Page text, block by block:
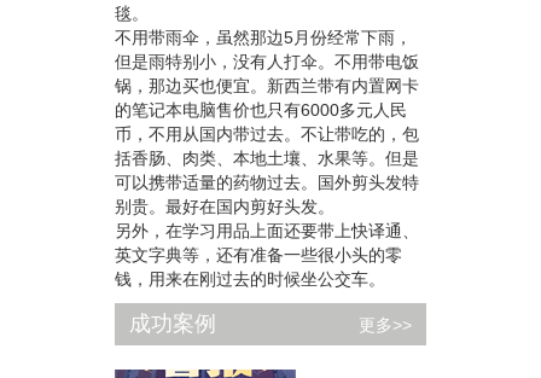
毯。
不用带雨伞，虽然那边5月份经常下雨，
但是雨特别小，没有人打伞。不用带电饭
锅，那边买也便宜。新西兰带有内置网卡
的笔记本电脑售价也只有6000多元人民
币，不用从国内带过去。不让带吃的，包
括香肠、肉类、本地土壤、水果等。但是
可以携带适量的药物过去。国外剪头发特
别贵。最好在国内剪好头发。
另外，在学习用品上面还要带上快译通、
英文字典等，还有准备一些很小头的零
钱，用来在刚过去的时候坐公交车。
成功案例 更多>>